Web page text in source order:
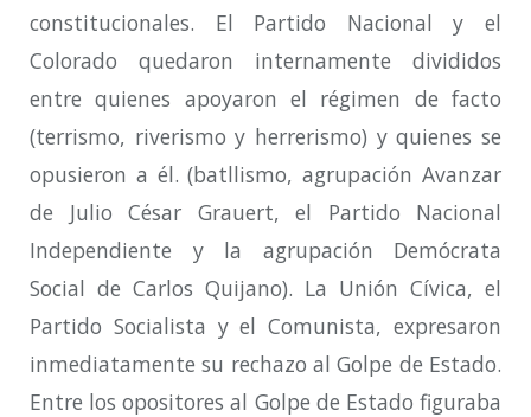
constitucionales. El Partido Nacional y el
Colorado quedaron internamente divididos
entre quienes apoyaron el régimen de facto
(terrismo, riverismo y herrerismo) y quienes se
opusieron a él. (batllismo, agrupación Avanzar
de Julio César Grauert, el Partido Nacional
Independiente y la agrupación Demócrata
Social de Carlos Quijano). La Unión Cívica, el
Partido Socialista y el Comunista, expresaron
inmediatamente su rechazo al Golpe de Estado.
Entre los opositores al Golpe de Estado figuraba